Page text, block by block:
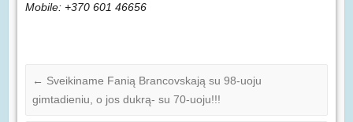
Mobile: +370 601 46656
← Sveikiname Fanią Brancovskają su 98-uoju
gimtadieniu, o jos dukrą- su 70-uoju!!!